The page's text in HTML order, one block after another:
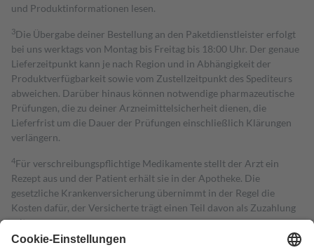
und Produktinformationen lesen.
3Die Übergabe deiner Bestellung an den Paketdienstleister erfolgt
bei uns werktags von Montag bis Freitag bis 18:00 Uhr. Der genaue
Lieferzeitpunkt kann je nach Region und in Abhängigkeit der
Produktverfügbarkeit sowie vom Zustellzeitpunkt des Spediteurs
abweichen. Darüber hinaus können notwendige pharmazeutische
Prüfungen, die zu deiner Arzneimittelsicherheit dienen, die
Lieferfrist um die Dauer der Prüfungen einschließlich Klärungen
verlängern.
4Für verschreibungspflichtige Medikamente stellt der Arzt ein
Rezept aus und der Patient erhält sie in der Apotheke. Die
gesetzliche Krankenversicherung übernimmt in der Regel die
Kosten dafür, der Versicherte trägt einen Teil davon als Zuzahlung
mit.
Grundsätzlich leisten Mitglieder Zuzahlungen in Höhe von zehn